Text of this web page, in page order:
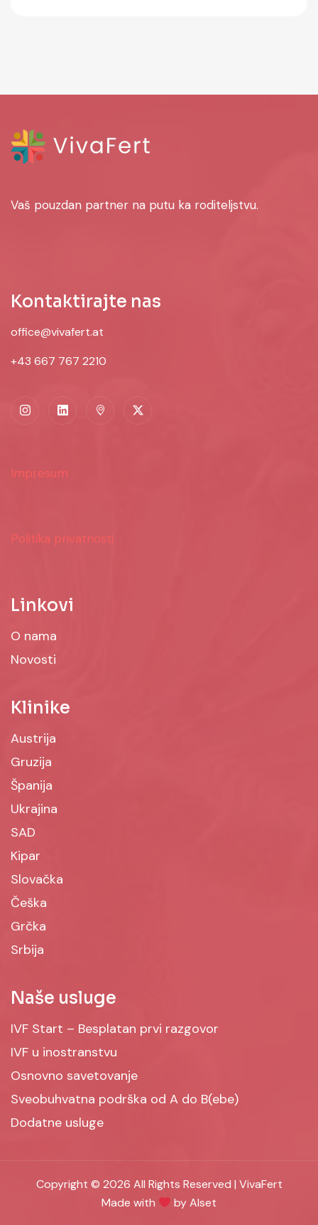
Vaš pouzdan partner na putu ka roditeljstvu.
Kontaktirajte nas
office@vivafert.at
+43 667 767 2210
Impresum
Politika privatnosti
Linkovi
O nama
Novosti
Klinike
Austrija
Gruzija
Španija
Ukrajina
SAD
Kipar
Slovačka
Češka
Grčka
Srbija
Naše usluge
IVF Start – Besplatan prvi razgovor
IVF u inostranstvu
Osnovno savetovanje
Sveobuhvatna podrška od A do B(ebe)
Dodatne usluge
Copyright © 2026 All Rights Reserved | VivaFert
Made with
by Alset